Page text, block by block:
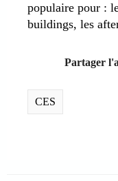
populaire pour :
buildings, les
Partager
CES